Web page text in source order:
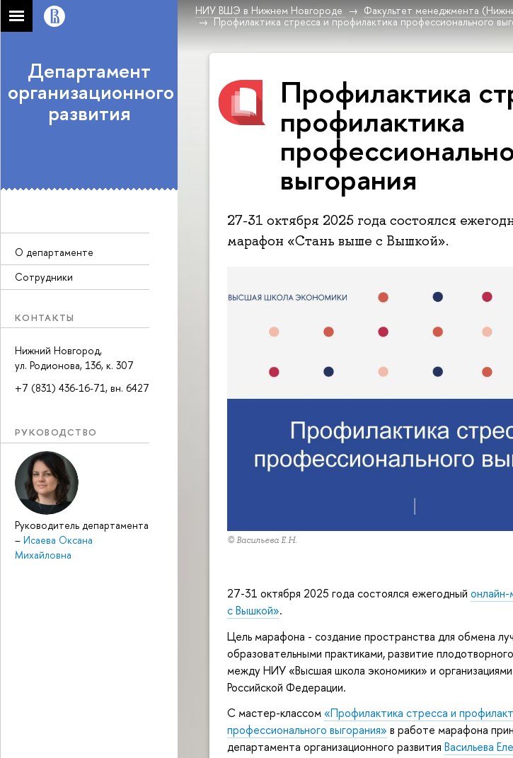
НИУ ВШЭ в Нижнем Новгороде Факультет менеджмента
Профилактика стресса и профилактика профессионального
Департамент
организационного
развития
О департаменте
Сотрудники
КОНТАКТЫ
Нижний Новгород,
ул. Родионова, 136, к. 307
+7 (831) 436-16-71, вн. 6427
РУКОВОДСТВО
Руководитель департамента
– Исаева Оксана
Михайловна
Профилактика
профилактика
выгорания
27-31 октября 2025 года состоялся
марафон «Стань выше с Вышкой».
© Васильева Е.Н.
27-31 октября 2025 года состоялся ежегодный
с Вышкой».
Цель марафона - создание пространства для обмена
образовательными практиками, развитие
между НИУ «Высшая школа экономики» и
Российской Федерации.
С мастер-классом«Профилактика стресса и
профессионального выгорания» в работе марафона
департамента организационного развития Васильева